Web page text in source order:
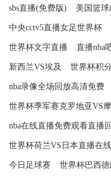
sbs直播(免费版) 美国篮球
中央cctv5直播女足世界杯
世界杯文字直播 直播nba
新西兰VS埃及 世界杯积
nba录像全场回放高清免费
世界杯季军赛克罗地亚VS
nba在线直播免费观看直播
世界杯荷兰VS日本直播在
今日足球赛 世界杯巴西德